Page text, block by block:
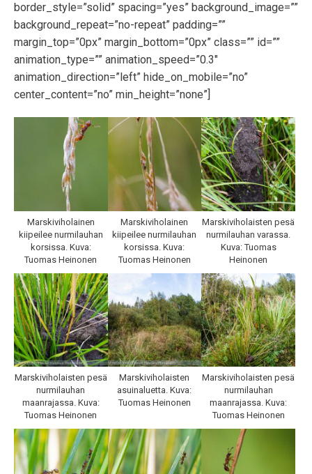
border_style=”solid” spacing=”yes” background_image=””
background_repeat=”no-repeat” padding=””
margin_top=”0px” margin_bottom=”0px” class=”” id=””
animation_type=”” animation_speed=”0.3″
animation_direction=”left” hide_on_mobile=”no”
center_content=”no” min_height=”none”]
Marskiviholainen
kiipeilee nurmilauhan
korsissa. Kuva:
Tuomas Heinonen
Marskiviholainen
kiipeilee nurmilauhan
korsissa. Kuva:
Tuomas Heinonen
Marskiviholaisten pesä
nurmilauhan varassa.
Kuva: Tuomas
Heinonen
Marskiviholaisten pesä
nurmilauhan
maanrajassa. Kuva:
Tuomas Heinonen
Marskiviholaisten
asuinaluetta. Kuva:
Tuomas Heinonen
Marskiviholaisten pesä
nurmilauhan
maanrajassa. Kuva:
Tuomas Heinonen